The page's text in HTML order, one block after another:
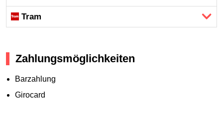
Tram
Zahlungsmöglichkeiten
Barzahlung
Girocard